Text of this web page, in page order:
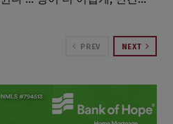
PREV NEXT